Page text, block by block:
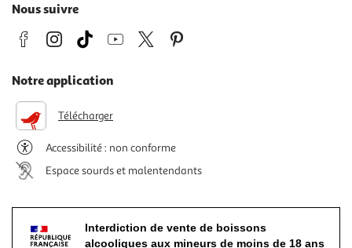
Nous suivre
Notre application
Télécharger
Accessibilité : non conforme
Espace sourds et malentendants
Interdiction de vente de boissons
alcooliques aux mineurs de moins de 18 ans